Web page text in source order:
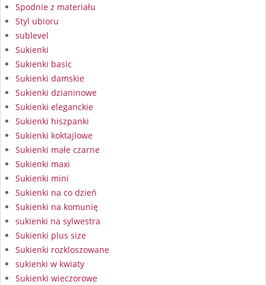
Spodnie z materiału
Styl ubioru
sublevel
Sukienki
Sukienki basic
Sukienki damskie
Sukienki dzianinowe
Sukienki eleganckie
Sukienki hiszpanki
Sukienki koktajlowe
Sukienki małe czarne
Sukienki maxi
Sukienki mini
Sukienki na co dzień
Sukienki na komunię
sukienki na sylwestra
Sukienki plus size
Sukienki rozkloszowane
sukienki w kwiaty
Sukienki wieczorowe